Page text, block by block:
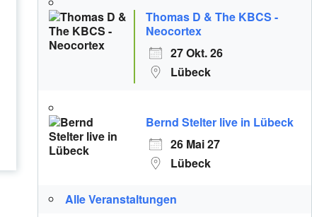
Thomas D & The KBCS -
Neocortex
27 Okt. 26
Lübeck
Bernd Stelter live in Lübeck
26 Mai 27
Lübeck
Alle Veranstaltungen